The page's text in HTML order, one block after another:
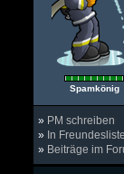
Spamkönig
» PM schreiben
» In
» Beiträge im